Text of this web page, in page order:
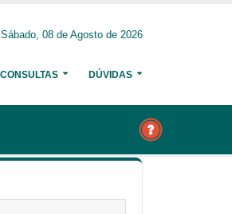
08 de Agosto de 2026
CONSULTAS DÚVIDAS